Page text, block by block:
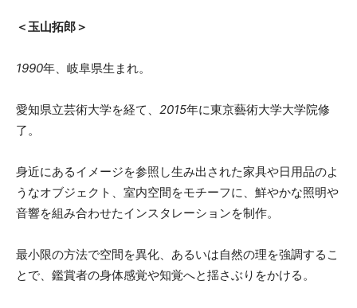
＜玉山拓郎＞
1990年、岐阜県生まれ。
愛知県立芸術大学を経て、 2015年に東京藝術大学大学院修
了。
身近にあるイメージを参照し生み出された家具や日用品のよ
うなオブジェクト、室内空間をモチーフに、鮮やかな照明や
音響を組み合わせたインスタレーションを制作。
最小限の方法で空間を異化、あるいは自然の理を強調するこ
とで、鑑賞者の身体感覚や知覚へと揺さぶりをかける。